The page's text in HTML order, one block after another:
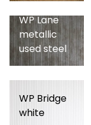
WP Lane
metallic
used steel
WP Bridge
white